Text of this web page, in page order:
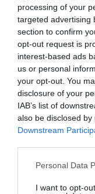
processing of your
targeted advertising
section to confirm
opt-out request is
interest-based ads
us or personal
your opt-out. You
disclosure of your
IAB’s list of
also be disclosed
Downstream
Personal Data
I want to opt-
Tags: ΕΚΔΗΛΩΣΕΙΣ